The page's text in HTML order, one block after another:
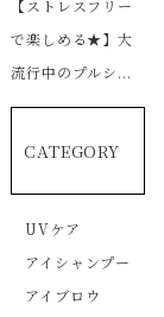
【ストレスフリー
で楽しめる★】大
流行中のプルシ...
CATEGORY
UVケア
アイシャンプー
アイブロウ